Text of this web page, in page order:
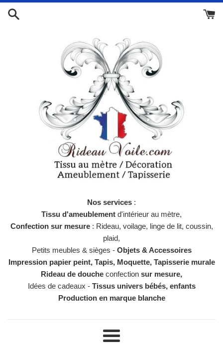
Passer
Nos services :
Tissu d'ameublement d'intérieur au mètre,
Confection sur mesure: Rideau, voilage, linge de lit, coussin,
plaid,
Petits meubles & sièges - Objets & Accessoires
Impression papier peint, Tapis, Moquette, Tapisserie murale
Rideau de douche confection sur mesure,
Idées de cadeaux - Tissus univers bébés, enfants
Production en marque blanche
Menu